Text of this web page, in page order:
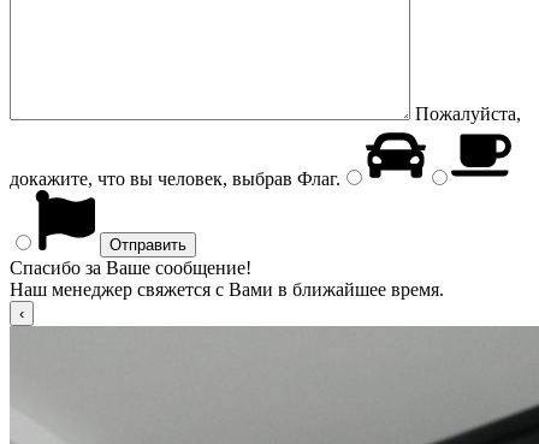
Пожалуйста,
докажите, что вы человек, выбрав Флаг.
Спасибо за Ваше сообщение!
Наш менеджер свяжется с Вами в ближайшее время.